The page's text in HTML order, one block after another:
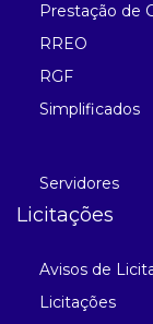
Prestação de
RREO
RGF
Simplificados
Servidores
Licitações
Avisos de
Licitações